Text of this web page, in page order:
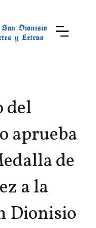
del
aprueba
de
a la
Dionisio